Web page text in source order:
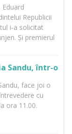
Republicii
i-a solicitat
Și premierul
Sandu, într-o
face joi o
cu
ora 11.00.